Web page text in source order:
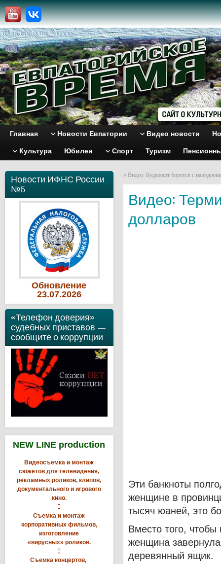
Главная Новости Евпатории Видео новости
Культура Юбилеи Спорт Туризм
Новости ИФНС России
№6
Обновление
23.07.2026
«Телефон доверия»
судебных приставов —
сообщите о коррупции
NEW LINE production
Видеосъемка и монтаж
сюжетов для телевидения,
рекламных роликов, клипов,
документального и игрового
кино.

Съемка и монтаж
корпоративных фильмов,
изготовление
«вирусных» роликов.

Съемка концертов,
« Видео: Будапешт борется с
Видео:
долларов
Эти банкноты
женщине в
тысяч юаней, это
Вместо того,
женщина
деревянный ящик.